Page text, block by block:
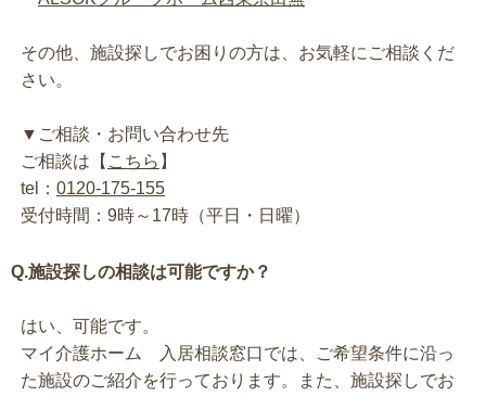
その他、施設探しでお困りの方は、お気軽にご相談くだ
さい。
▼ご相談・お問い合わせ先
ご相談は【 こちら 】
tel： 0120-175-155
受付時間：9時～17時（平日・日曜）
Q.施設探しの相談は可能ですか？
はい、可能です。
マイ介護ホーム 入居相談窓口では、ご希望条件に沿っ
た施設のご紹介を行っております。また、施設探しでお